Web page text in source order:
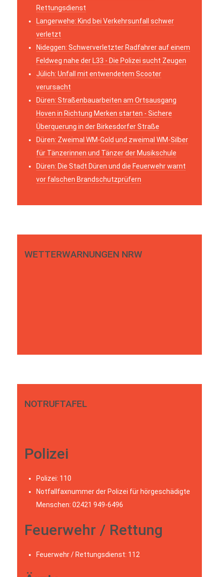
Rettungsdienst
Langerwehe: Kind bei Verkehrsunfall schwer
verletzt
Nideggen: Schwerverletzter Radfahrer auf einem
Feldweg nahe der L33 - Die Polizei sucht Zeugen
Jülich: Unfall mit entwendetem Scooter
verursacht
Düren: Straßenbauarbeiten am Ortsausgang
Hoven in Richtung Merken starten - Sichere
Überquerung in der Birkesdorfer Straße
Düren: Zweimal WM-Gold und zweimal WM-Silber
für Tänzerinnen und Tänzer der Musikschule
Düren: Die Stadt Düren und die Feuerwehr warnt
vor falschen Brandschutzprüfern
WETTERWARNUNGEN NRW
NOTRUFTAFEL
Polizei
Polizei: 110
Notfallfaxnummer der Polizei für hörgeschädigte
Menschen: 02421 949-6496
Feuerwehr / Rettung
Feuerwehr / Rettungsdienst: 112